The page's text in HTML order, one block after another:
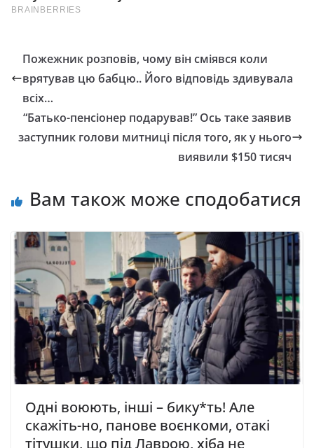
Пожежник розповів, чому він сміявся коли
врятував цю бабцю.. Його відповідь здивувала
всіх…
“Батько-пенсіонер подарував!” Ось таке заявив
заступник голови митниці після того, як у нього
виявили $150 тисяч
Вам також може сподобатися
Одні воюють, інші – бику*ть! Але
скажіть-но, панове воєнкоми, отакі
тітушки, що під Лаврою, хіба не